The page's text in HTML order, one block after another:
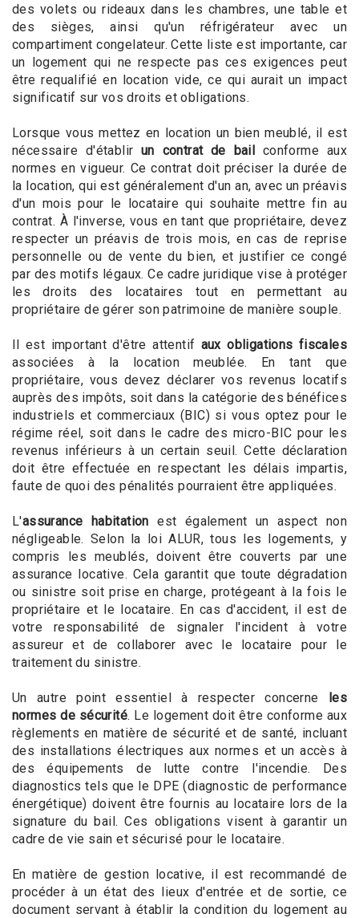
des volets ou rideaux dans les chambres, une table et
des sièges, ainsi qu'un réfrigérateur avec un
compartiment congelateur. Cette liste est importante, car
un logement qui ne respecte pas ces exigences peut
être requalifié en location vide, ce qui aurait un impact
significatif sur vos droits et obligations.
Lorsque vous mettez en location un bien meublé, il est
nécessaire d'établirun contrat de bail conforme aux
normes en vigueur. Ce contrat doit préciser la durée de
la location, qui est généralement d'un an, avec un préavis
d'un mois pour le locataire qui souhaite mettre fin au
contrat. À l'inverse, vous en tant que propriétaire, devez
respecter un préavis de trois mois, en cas de reprise
personnelle ou de vente du bien, et justifier ce congé
par des motifs légaux. Ce cadre juridique vise à protéger
les droits des locataires tout en permettant au
propriétaire de gérer son patrimoine de manière souple.
Il est important d'être attentif aux obligations fiscales
associées à la location meublée. En tant que
propriétaire, vous devez déclarer vos revenus locatifs
auprès des impôts, soit dans la catégorie des bénéfices
industriels et commerciaux (BIC) si vous optez pour le
régime réel, soit dans le cadre des micro-BIC pour les
revenus inférieurs à un certain seuil. Cette déclaration
doit être effectuée en respectant les délais impartis,
faute de quoi des pénalités pourraient être appliquées.
L'assurance habitation est également un aspect non
négligeable. Selon la loi ALUR, tous les logements, y
compris les meublés, doivent être couverts par une
assurance locative. Cela garantit que toute dégradation
ou sinistre soit prise en charge, protégeant à la fois le
propriétaire et le locataire. En cas d'accident, il est de
votre responsabilité de signaler l'incident à votre
assureur et de collaborer avec le locataire pour le
traitement du sinistre.
Un autre point essentiel à respecter concerne
les
normes de sécurité. Le logement doit être conforme aux
règlements en matière de sécurité et de santé, incluant
des installations électriques aux normes et un accès à
des équipements de lutte contre l'incendie. Des
diagnostics tels que le DPE (diagnostic de performance
énergétique) doivent être fournis au locataire lors de la
signature du bail. Ces obligations visent à garantir un
cadre de vie sain et sécurisé pour le locataire.
En matière de gestion locative, il est recommandé de
procéder à un état des lieux d'entrée et de sortie, ce
document servant à établir la condition du logement au